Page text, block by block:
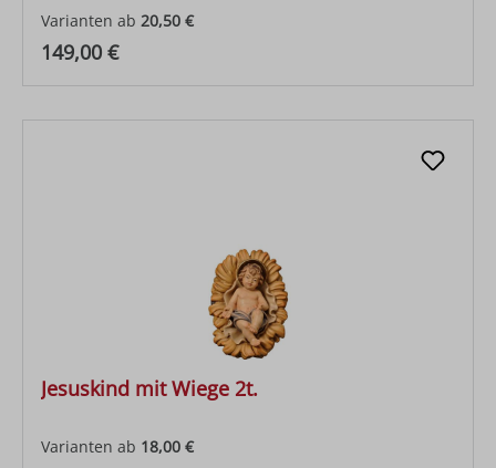
Varianten ab 20,50 €
Regulärer Preis:
149,00 €
Jesuskind mit Wiege 2t.
Varianten ab 18,00 €